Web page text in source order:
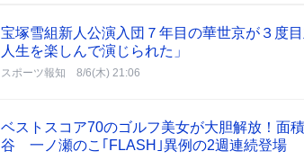
宝塚雪組新人公演入団７年目の華世京が３度
人生を楽しんで演じられた」
スポーツ報知 8/6(木) 21:06
ベストスコア70のゴルフ美女が大胆解放！面
谷 一ノ瀬のこ｢FLASH｣異例の2週連続登場